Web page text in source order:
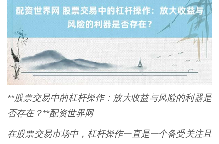
**股票交易中的杠杆操作：放大收益与风险的利器是
否存在？**配资世界网
在股票交易市场中，杠杆操作一直是一个备受关注且